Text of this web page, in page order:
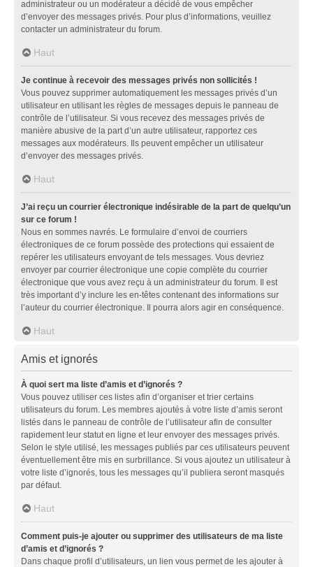
administrateur ou un modérateur a décidé de vous empêcher
d’envoyer des messages privés. Pour plus d’informations, veuillez
contacter un administrateur du forum.
Haut
Je continue à recevoir des messages privés non sollicités !
Vous pouvez supprimer automatiquement les messages privés d’un
utilisateur en utilisant les règles de messages depuis le panneau de
contrôle de l’utilisateur. Si vous recevez des messages privés de
manière abusive de la part d’un autre utilisateur, rapportez ces
messages aux modérateurs. Ils peuvent empêcher un utilisateur
d’envoyer des messages privés.
Haut
J’ai reçu un courrier électronique indésirable de la part de quelqu’un
sur ce forum !
Nous en sommes navrés. Le formulaire d’envoi de courriers
électroniques de ce forum possède des protections qui essaient de
repérer les utilisateurs envoyant de tels messages. Vous devriez
envoyer par courrier électronique une copie complète du courrier
électronique que vous avez reçu à un administrateur du forum. Il est
très important d’y inclure les en-têtes contenant des informations sur
l’auteur du courrier électronique. Il pourra alors agir en conséquence.
Haut
Amis et ignorés
À quoi sert ma liste d’amis et d’ignorés ?
Vous pouvez utiliser ces listes afin d’organiser et trier certains
utilisateurs du forum. Les membres ajoutés à votre liste d’amis seront
listés dans le panneau de contrôle de l’utilisateur afin de consulter
rapidement leur statut en ligne et leur envoyer des messages privés.
Selon le style utilisé, les messages publiés par ces utilisateurs peuvent
éventuellement être mis en surbrillance. Si vous ajoutez un utilisateur à
votre liste d’ignorés, tous les messages qu’il publiera seront masqués
par défaut.
Haut
Comment puis-je ajouter ou supprimer des utilisateurs de ma liste
d’amis et d’ignorés ?
Dans chaque profil d’utilisateurs, un lien vous permet de les ajouter à